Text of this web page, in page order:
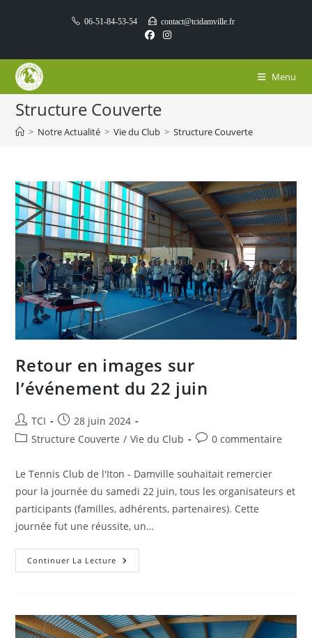
06-51-84-53-54 contact@tcidamville.fr
Menu
Structure Couverte
> Notre Actualité > Vie du Club > Structure Couverte
Retour en images sur
l’événement du 22 juin
Auteur/autrice
de
TCI
Publication
publiée :
28 juin 2024
PostStructure Couverte / Vie du Club
Commentaires
la
publication :
0 commentaire
Le Tennis Club de l'Iton - Damville souhaitait remercier
pour la journée du samedi 22 juin, tous les organisateurs et
participants (familles, adhérents, partenaires). Cette
journée fut une réussite, un…
Continuer La Lecture Retour
En
22
Juin